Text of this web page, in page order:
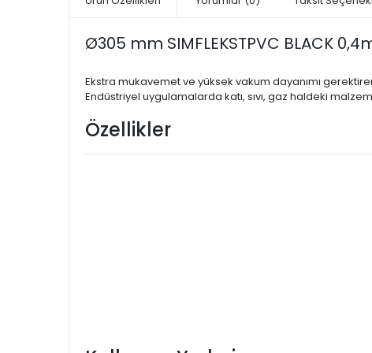
Ø305 mm SIMFLEKSTPVC BLACK
Ekstra mukavemet ve yüksek vakum dayanımı
Endüstriyel uygulamalarda katı, sıvı, gaz haldeki
Özellikler